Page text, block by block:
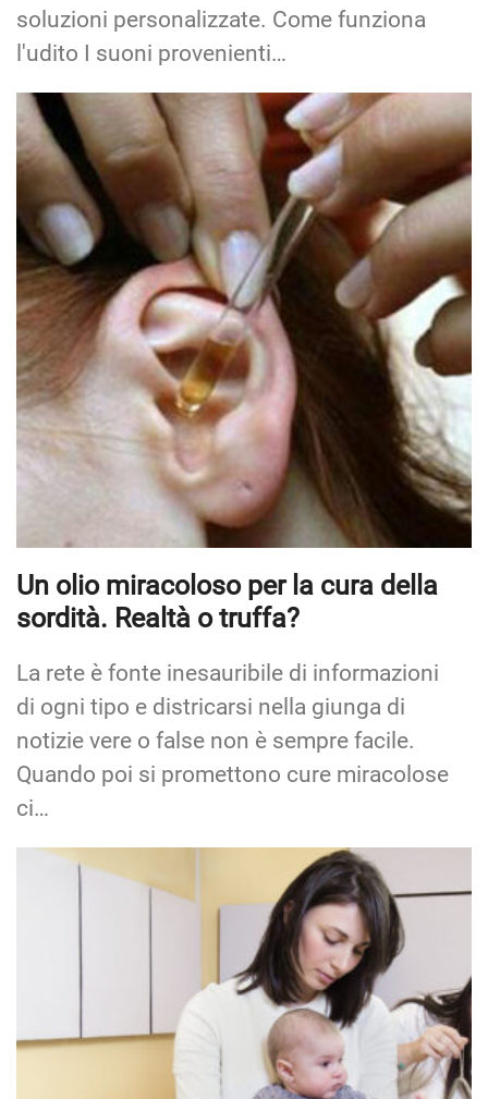
soluzioni personalizzate. Come funziona
l'udito I suoni provenienti…
Un olio miracoloso per la cura della
sordità. Realtà o truffa?
La rete è fonte inesauribile di informazioni
di ogni tipo e districarsi nella giunga di
notizie vere o false non è sempre facile.
Quando poi si promettono cure miracolose
ci…